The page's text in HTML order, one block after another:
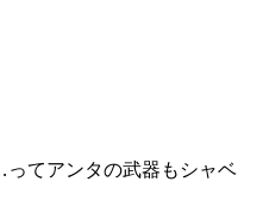
てアンタの武器もシャベ